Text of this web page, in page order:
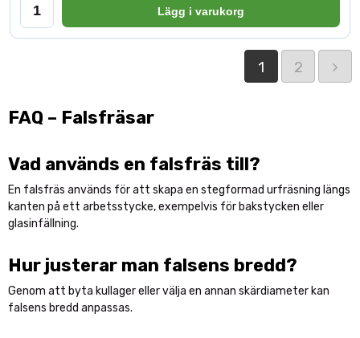
Lägg i varukorg
1 2
FAQ – Falsfräsar
Vad används en falsfräs till?
En falsfräs används för att skapa en stegformad urfräsning längs
kanten på ett arbetsstycke, exempelvis för bakstycken eller
glasinfällning.
Hur justerar man falsens bredd?
Genom att byta kullager eller välja en annan skärdiameter kan
falsens bredd anpassas.